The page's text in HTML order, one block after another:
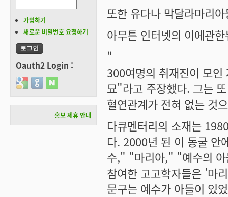
또한 유다나 막달라마리
아무튼 인터넷의 이에관
"
300여명의 취재진이 모
묘"라고 주장했다. 그는
혈연관계가 전혀 없는 것
다큐멘터리의 소재는
다. 2000년 된 이 동굴 안
수," "마리아," "예수의 아
참여한 고고학자들은 '마
문구는 예수가 아들이 있
가입하기
새로운 비밀번호 요청하기
Oauth2 Login :
Login with Google
Login with GitHub
Login with Naver
홍보 제휴 안내